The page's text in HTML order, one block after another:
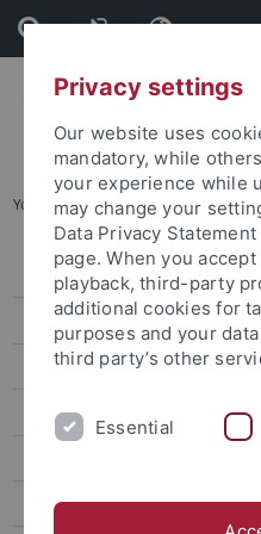
Skip
to
content
Skip
to
footer
You are here: Startseite ...
Veranstaltungen
Veranstaltungskalender
Kongresse und Tagungen
Aktuelle Ausstellungen
Kunst und Kultur
Privacy settings
Our website uses
mandatory, while
your experience while
may change your
Data Privacy
page. When you
playback, third-party
additional cookies for
purposes and your
third party’s other
Essential